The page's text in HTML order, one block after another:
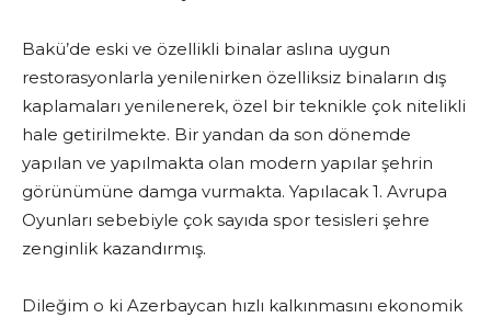
Bakü’de eski ve özellikli binalar aslına uygun
restorasyonlarla yenilenirken özelliksiz binaların dış
kaplamaları yenilenerek, özel bir teknikle çok nitelikli
hale getirilmekte. Bir yandan da son dönemde
yapılan ve yapılmakta olan modern yapılar şehrin
görünümüne damga vurmakta. Yapılacak 1. Avrupa
Oyunları sebebiyle çok sayıda spor tesisleri şehre
zenginlik kazandırmış.
Dileğim o ki Azerbaycan hızlı kalkınmasını ekonomik